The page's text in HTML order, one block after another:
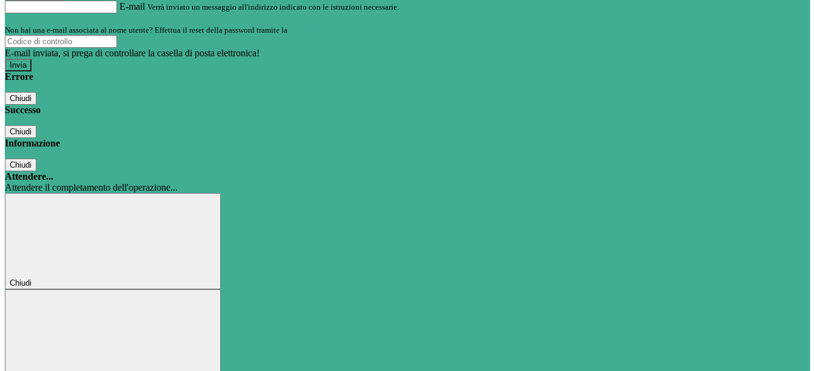
E-mail Verrà inviato un messaggio all'indirizzo indicato con le istruzioni necessarie.
Non hai una e-mail associata al nome utente? Effettua il reset della password tramite la
E-mail inviata, si prega di controllare la casella di posta elettronica!
Errore
Chiudi
Successo
Chiudi
Informazione
Chiudi
Attendere...
Attendere il completamento dell'operazione...
Chiudi